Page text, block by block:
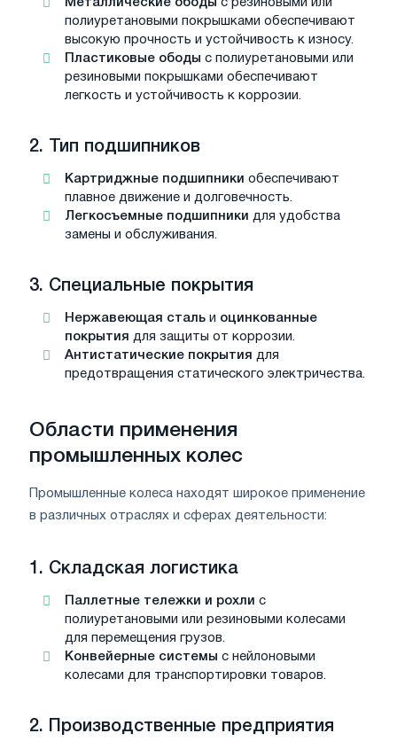
Металлические ободы с резиновыми или
полиуретановыми покрышками обеспечивают
высокую прочность и устойчивость к износу.
Пластиковые ободы с полиуретановыми или
резиновыми покрышками обеспечивают
легкость и устойчивость к коррозии.
2. Тип подшипников
Картриджные подшипники обеспечивают
плавное движение и долговечность.
Легкосъемные подшипники для удобства
замены и обслуживания.
3. Специальные покрытия
Нержавеющая сталь и оцинкованные
покрытия для защиты от коррозии.
Антистатические покрытия для
предотвращения статического электричества.
Области применения
промышленных колес
Промышленные колеса находят широкое применение
в различных отраслях и сферах деятельности:
1. Складская логистика
Паллетные тележки и рохли с
полиуретановыми или резиновыми колесами
для перемещения грузов.
Конвейерные системы с нейлоновыми
колесами для транспортировки товаров.
2. Производственные предприятия